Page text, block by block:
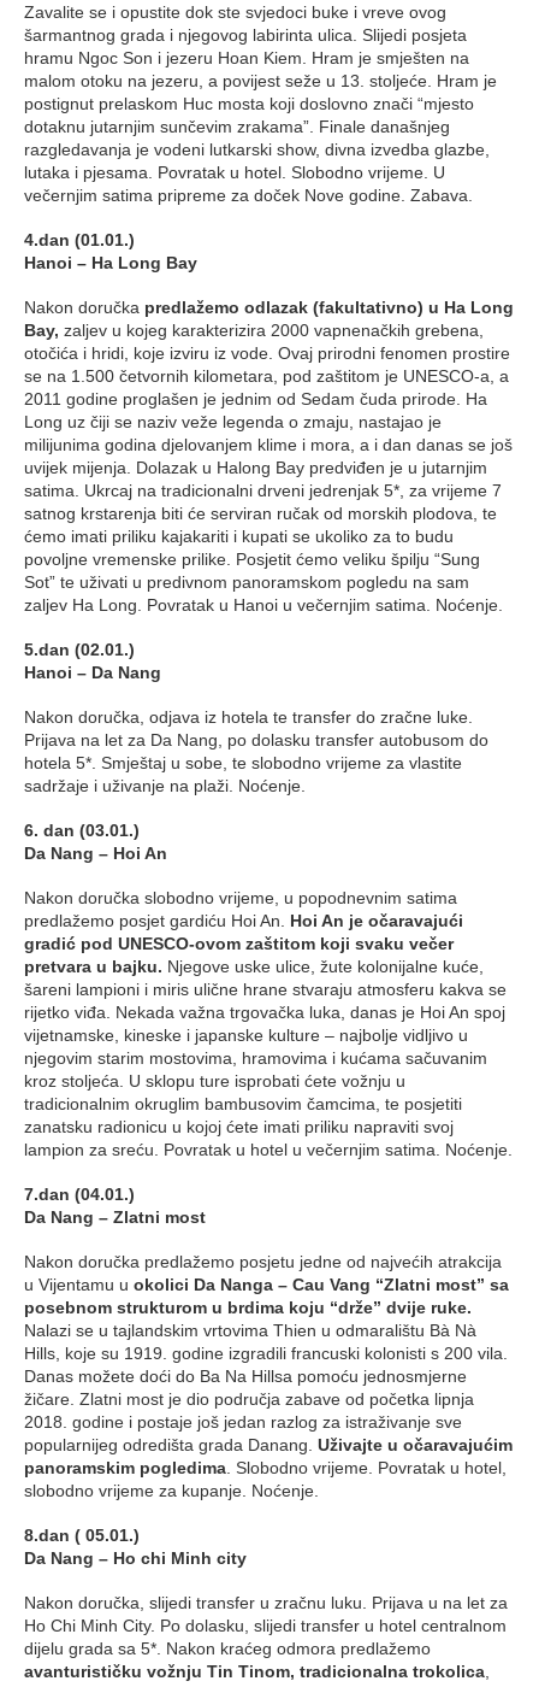
Zavalite se i opustite dok ste svjedoci buke i vreve ovog
šarmantnog grada i njegovog labirinta ulica. Slijedi posjeta
hramu Ngoc Son i jezeru Hoan Kiem. Hram je smješten na
malom otoku na jezeru, a povijest seže u 13. stoljeće. Hram je
postignut prelaskom Huc mosta koji doslovno znači “mjesto
dotaknu jutarnjim sunčevim zrakama”. Finale današnjeg
razgledavanja je vodeni lutkarski show, divna izvedba glazbe,
lutaka i pjesama. Povratak u hotel. Slobodno vrijeme. U
večernjim satima pripreme za doček Nove godine. Zabava.
4.dan (01.01.)
Hanoi – Ha Long Bay
Nakon doručka predlažemo odlazak (fakultativno) u Ha Long
Bay, zaljev u kojeg karakterizira 2000 vapnenačkih grebena,
otočića i hridi, koje izviru iz vode. Ovaj prirodni fenomen prostire
se na 1.500 četvornih kilometara, pod zaštitom je UNESCO-a, a
2011 godine proglašen je jednim od Sedam čuda prirode. Ha
Long uz čiji se naziv veže legenda o zmaju, nastajao je
milijunima godina djelovanjem klime i mora, a i dan danas se još
uvijek mijenja. Dolazak u Halong Bay predviđen je u jutarnjim
satima. Ukrcaj na tradicionalni drveni jedrenjak 5*, za vrijeme 7
satnog krstarenja biti će serviran ručak od morskih plodova, te
ćemo imati priliku kajakariti i kupati se ukoliko za to budu
povoljne vremenske prilike. Posjetit ćemo veliku špilju “Sung
Sot” te uživati u predivnom panoramskom pogledu na sam
zaljev Ha Long. Povratak u Hanoi u večernjim satima. Noćenje.
5.dan (02.01.)
Hanoi – Da Nang
Nakon doručka, odjava iz hotela te transfer do zračne luke.
Prijava na let za Da Nang, po dolasku transfer autobusom do
hotela 5*. Smještaj u sobe, te slobodno vrijeme za vlastite
sadržaje i uživanje na plaži. Noćenje.
6. dan (03.01.)
Da Nang – Hoi An
Nakon doručka slobodno vrijeme, u popodnevnim satima
predlažemo posjet gardiću Hoi An. Hoi An je očaravajući
gradić pod UNESCO-ovom zaštitom koji svaku večer
pretvara u bajku. Njegove uske ulice, žute kolonijalne kuće,
šareni lampioni i miris ulične hrane stvaraju atmosferu kakva se
rijetko viđa. Nekada važna trgovačka luka, danas je Hoi An spoj
vijetnamske, kineske i japanske kulture – najbolje vidljivo u
njegovim starim mostovima, hramovima i kućama sačuvanim
kroz stoljeća. U sklopu ture isprobati ćete vožnju u
tradicionalnim okruglim bambusovim čamcima, te posjetiti
zanatsku radionicu u kojoj ćete imati priliku napraviti svoj
lampion za sreću. Povratak u hotel u večernjim satima. Noćenje.
7.dan (04.01.)
Da Nang – Zlatni most
Nakon doručka predlažemo posjetu jedne od najvećih atrakcija
u Vijentamu u okolici Da Nanga – Cau Vang “Zlatni most” sa
posebnom strukturom u brdima koju “drže” dvije ruke.
Nalazi se u tajlandskim vrtovima Thien u odmaralištu Bà Nà
Hills, koje su 1919. godine izgradili francuski kolonisti s 200 vila.
Danas možete doći do Ba Na Hillsa pomoću jednosmjerne
žičare. Zlatni most je dio područja zabave od početka lipnja
2018. godine i postaje još jedan razlog za istraživanje sve
popularnijeg odredišta grada Danang. Uživajte u očaravajućim
panoramskim pogledima . Slobodno vrijeme. Povratak u hotel,
slobodno vrijeme za kupanje. Noćenje.
8.dan ( 05.01.)
Da Nang – Ho chi Minh city
Nakon doručka, slijedi transfer u zračnu luku. Prijava u na let za
Ho Chi Minh City. Po dolasku, slijedi transfer u hotel centralnom
dijelu grada sa 5*. Nakon kraćeg odmora predlažemo
avanturističku vožnju Tin Tinom, tradicionalna trokolica